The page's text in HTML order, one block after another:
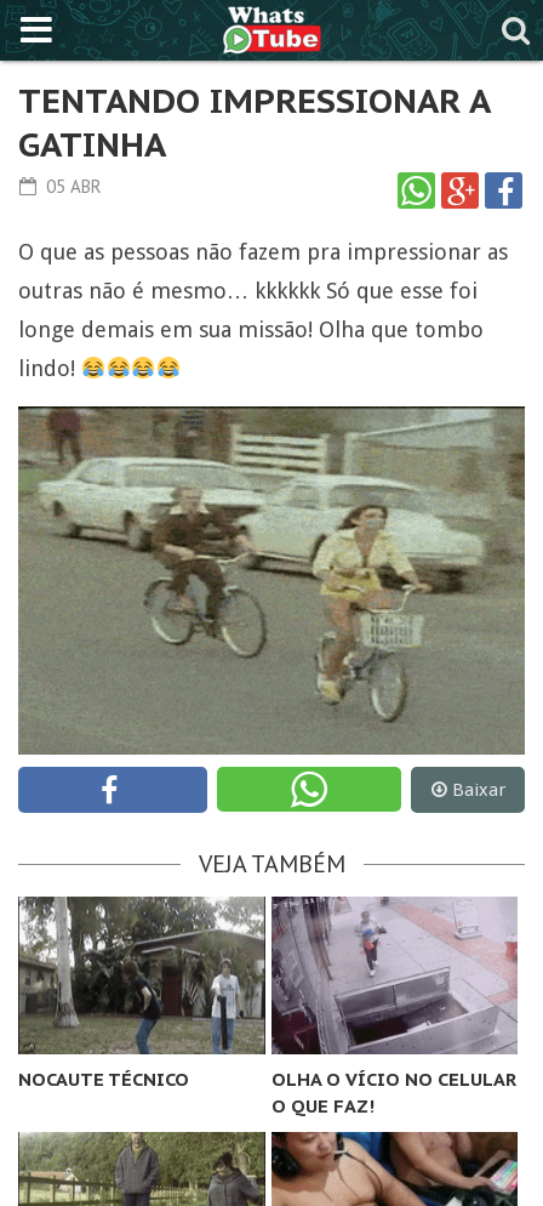
TENTANDO IMPRESSIONAR A
GATINHA
05 ABR
O que as pessoas não fazem pra impressionar as
outras não é mesmo… kkkkkk Só que esse foi
longe demais em sua missão! Olha que tombo
lindo!
Baixar
VEJA TAMBÉM
NOCAUTE TÉCNICO
OLHA O VÍCIO NO CELULAR
O QUE FAZ!